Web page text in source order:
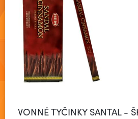
VONNÉ TYČINKY SANTAL -